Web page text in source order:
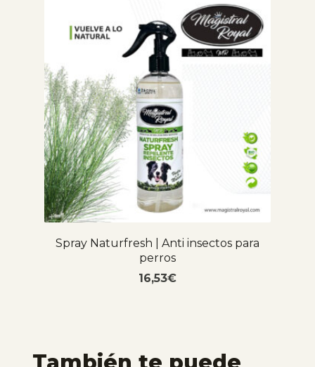
Spray Naturfresh | Anti insectos para
perros
16,53€